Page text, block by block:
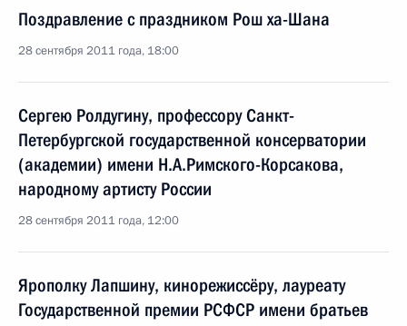
Поздравление с праздником Рош ха-Шана
28 сентября 2011 года, 18:00
Сергею Ролдугину, профессору Санкт-
Петербургской государственной консерватории
(академии) имени Н.А.Римского-Корсакова,
народному артисту России
28 сентября 2011 года, 12:00
Ярополку Лапшину, кинорежиссёру, лауреату
Государственной премии РСФСР имени братьев